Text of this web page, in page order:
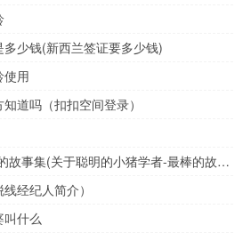
少钱(新西兰签证要多少钱)
使用
道吗（扣扣空间登录）
聪明的小猪学者-最棒的故事集(关于聪明的小猪学者-最棒的故事集简述)
经纪人简介）
什么